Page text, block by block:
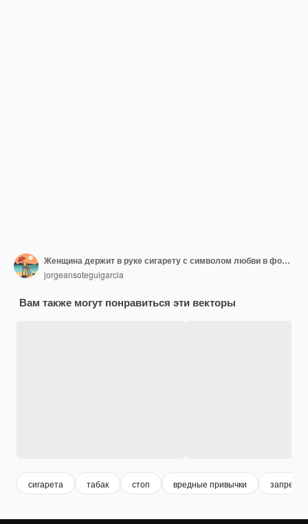
Женщина держит в руке сигарету с символом любви в форме сердца Красивая девушка на День святого Валентина курит
jorgeansoteguigarcia
Вам также могут понравиться эти векторы
сигарета табак стоп вредные привычки